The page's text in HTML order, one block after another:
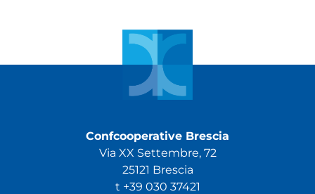
Confcooperative Brescia
Via XX Settembre, 72
25121 Brescia
t +39 030 37421